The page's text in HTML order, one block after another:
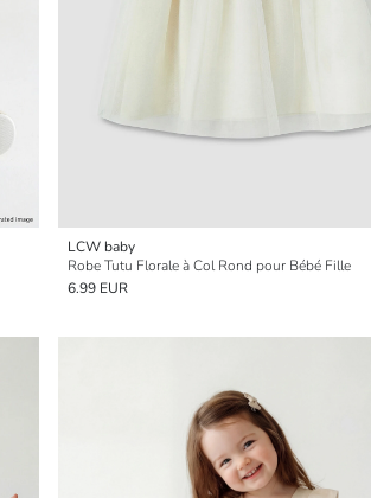
LCW baby
Robe Tutu Florale à Col Rond pour Bébé Fille
6.99 EUR